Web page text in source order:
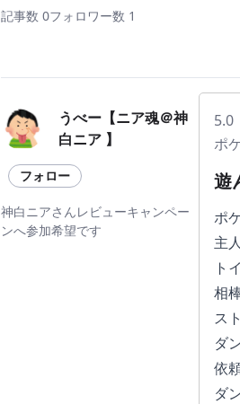
記事数 0フォロワー数 1
5.0
ポ
遊
ポ
主
ト
相
ス
ダ
依
ダ
うべー【ニア魂＠神
白ニア 】
フォロー
神白ニアさんレビューキャンペー
ンへ参加希望です